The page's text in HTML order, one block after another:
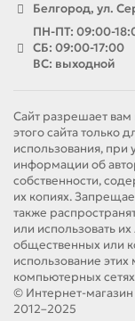
Белгород, ул.
ПН-ПТ: 09:00-
СБ: 09:00-17:00
ВС: выходной
Сайт разрешает вам
этого сайта только
использования, при
информации об
собственности,
их копиях.
также
или использовать
общественных или
использование этих
компьютерных
© Интернет-
2012–2025